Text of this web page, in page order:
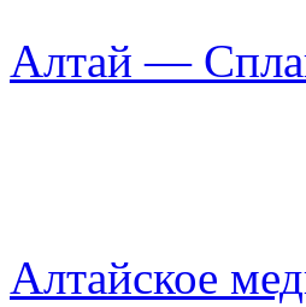
Алтай —
Алтайское